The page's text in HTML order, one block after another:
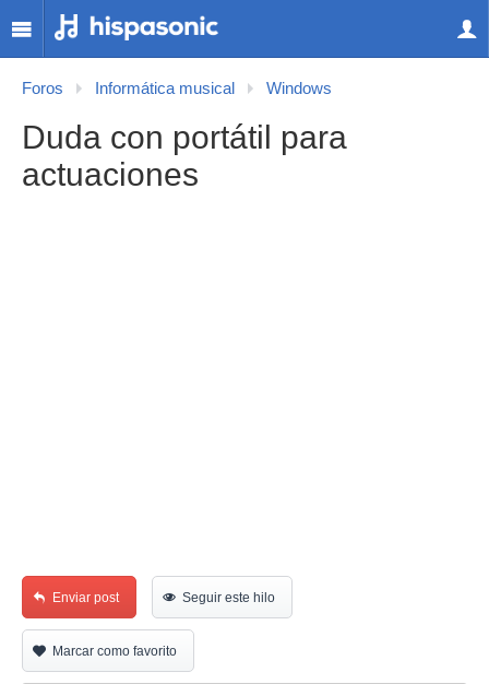
Foros Informática musical Windows
Duda con portátil para
actuaciones
Enviar post Seguir este hilo
Marcar como favorito